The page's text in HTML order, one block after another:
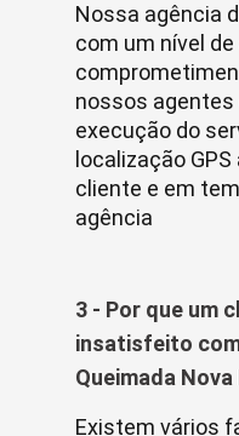
Nossa agência
com um nível
nossos
execução do
localização
cliente e em
agência
3 - Por que um
insatisfeito
Queimada Nova
Existem vários